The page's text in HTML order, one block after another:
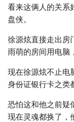
看来这俩人的关系
盘侠。
徐源炫直接走出房
雨萌的房间用电脑
现在徐源炫不止电
身份证银行卡之类
恐怕这和他之前疑
现在灵魂都换了，